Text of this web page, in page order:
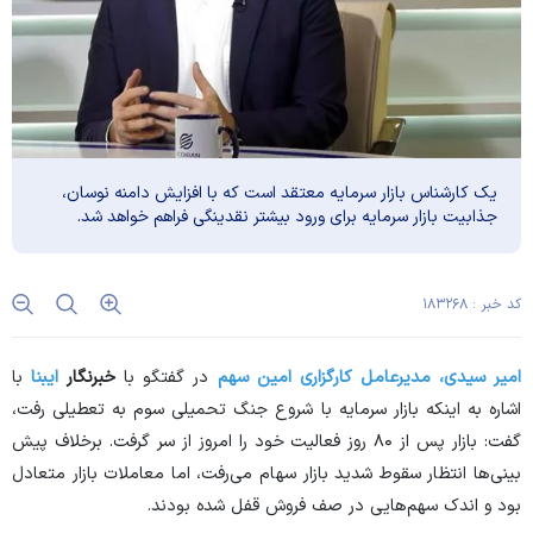
یک کارشناس بازار سرمایه معتقد است که با افزایش دامنه نوسان،
جذابیت بازار سرمایه برای ورود بیشتر نقدینگی فراهم خواهد شد.
کد خبر : ۱۸۳۲۶۸
امیر سیدی، مدیرعامل کارگزاری امین سهم در گفتگو با خبرنگار ایبنا با
اشاره به اینکه بازار سرمایه با شروع جنگ تحمیلی سوم به تعطیلی رفت،
گفت: بازار پس از ۸۰ روز فعالیت خود را امروز از سر گرفت. برخلاف پیش
بینی‌ها انتظار سقوط شدید بازار سهام می‌رفت، اما معاملات بازار متعادل
بود و اندک سهم‌هایی در صف فروش قفل شده بودند.